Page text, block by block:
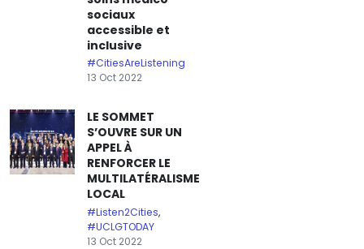
sociaux
accessible et
inclusive
#CitiesAreListening
13 Oct 2022
LE SOMMET
S’OUVRE SUR UN
APPEL À
RENFORCER LE
MULTILATÉRALISME
LOCAL
#Listen2Cities,
#UCLGTODAY
13 Oct 2022